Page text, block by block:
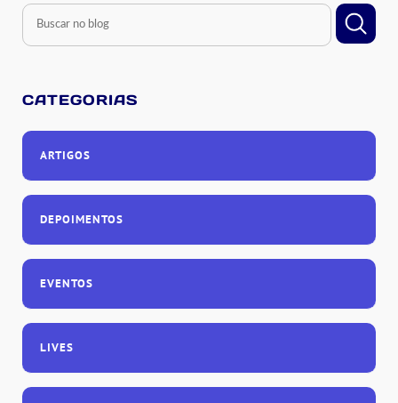
CATEGORIAS
ARTIGOS
DEPOIMENTOS
EVENTOS
LIVES